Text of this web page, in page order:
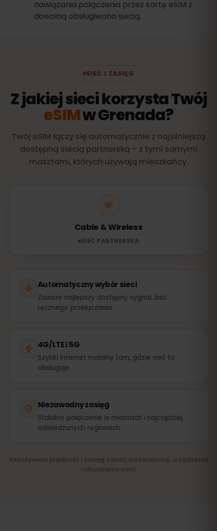
nawiązania połączenia przez kartę eSIM z
dowolną obsługiwana siecią.
SIEĆ I ZASIĘG
Z jakiej sieci korzysta Twój
eSIMw Grenada?
Twój eSIM łączy się automatycznie z najsilniejszą
dostępną siecią partnerską – z tymi samymi
masztami, których używają mieszkańcy.
Cable & Wireless
SIEĆ PARTNERSKA
Automatyczny wybór sieci
Zawsze najlepszy dostępny sygnał, bez
ręcznego przełączania.
4G/LTE i 5G
Szybki internet mobilny tam, gdzie sieć to
obsługuje.
Niezawodny zasięg
Stabilne połączenie w miastach i najczęściej
odwiedzanych regionach.
Rzeczywista prędkość i zasięg zależą od lokalizacji, urządzenia
i obciążenia sieci.